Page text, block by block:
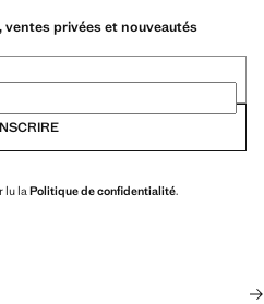
privées et nouveautés
lu la Politique de confidentialité.